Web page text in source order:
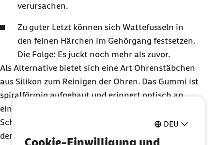
DEU
Cookie-Einwilligung und
verursachen.
Zu guter Letzt können sich Wattefusseln in
den feinen Härchen im Gehörgang festsetzen.
Die Folge: Es juckt noch mehr als zuvor.
Als Alternative bietet sich eine Art Ohrenstäbchen
aus Silikon zum Reinigen der Ohren. Das Gummi ist
spiralförmig aufgebaut und erinnert optisch an
eine Schraube aus Weichplastik. Genau wie eine
Schraube soll dieser Spiralreiniger dann auch in
den Gehörgang eingedreht werden und so